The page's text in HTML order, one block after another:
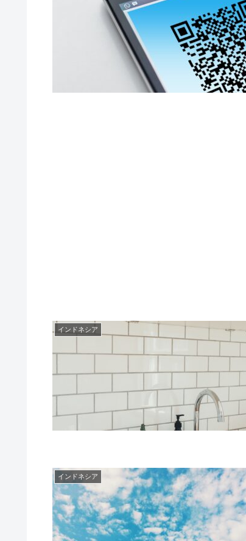
インドネシア
インドネシア